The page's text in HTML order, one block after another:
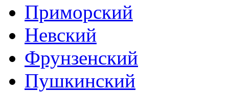
Приморский
Невский
Фрунзенский
Пушкинский